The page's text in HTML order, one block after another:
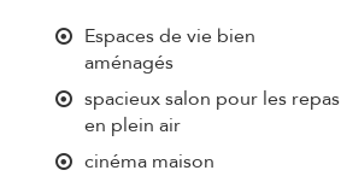
Espaces de vie bien
aménagés
spacieux salon pour les repas
en plein air
cinéma maison